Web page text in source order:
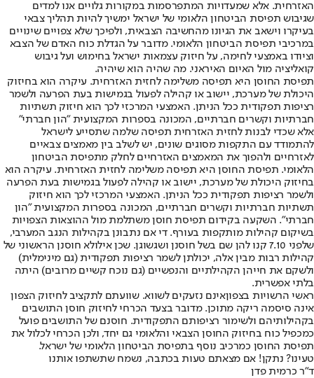
האזרחית. אלא שמעדויות המתפרסמות במקורות גלויים אנו למדים
שגיבוש תפיסת הביטחון הלאומי של ישראל ימשיך להיות תהליך צבאי
בעיקרו וישאב את הגיונו מהחשיבה הצבאית, ולפיכך שלא צפויים שינויים
במרכיבי תפיסת הביטחון הלאומי. מדובר על הגדלת כוח האדם של הצבא
וציודו באמצעי לחימה, על חיזוק עצמאות ישראל בחימוש ועל גיבוש
קואליציה מול האיום האיראני. מה שהיה הוא שיהיה.
תפיסת החוסן היא תפיסה משלימה לחזית האזרחית. עיקרה הוא בחיזוק
היכולת של מערכת, יישוב או קהילה לפעול בגמישות בעת הפרעה ולשמר
רציפות תפקודית ככל הניתן. האמצעי המרכזי לכך הוא חיזוק תשתיות
חברתיות וקשרים חברתיים, המכונה בספרות המקצועית "הון חברתי"
אלא שכדי לבנות לחזית האזרחית תפיסה שלמה שתסייע לישראל
להתמודד עם התקפות מסוגים שונים, יש לשלב בין מאמצים צבאיים
לאזרחיים ולהפוך את המאמצים האזרחיים לחלק מתפיסת הביטחון
הלאומי. תפיסת החוסן היא תפיסה משלימה לחזית האזרחית. עיקרה הוא
בחיזוק היכולת של מערכת, יישוב או קהילה לפעול בגמישות בעת הפרעה
ולשמר רציפות תפקודית ככל הניתן. האמצעי המרכזי לכך הוא חיזוק
תשתיות חברתיות וקשרים חברתיים, המכונה בספרות המקצועית "הון
חברתי". השקעה בקידום תפיסת חוסן משתלמת מול ההוצאות הצפויות
בשיקום קהילות מותקפות בעורף. די אם נתבונן בקהילות הנגב המערבי,
שלפני 7.10 קנו להן שם בשל חוסנן ושגשוגן. שכן אילולא חוסנן הראשוני של
קהילות רבות מבין אלה, יכולתן לשמר רציפות תפקודית (גם מינימלית)
ולשקם את חייהן הקהילתיים והנפשיים (גם נוכח קשיים מרובים) היתה
בלתי אפשרית.
ראשי הרשויות בצפוןאינם נזעקים לשווא. שוועתם לתקציב לחיזוק הצפון
אינה סיסמה ריקה מתוכן. מדובר בצעד הכרחי לחיזוק חוסן התושבים
בקהילותיהם ולשימור רציפותם התפקודית. חוסנם של התושבים פועל
כמכפיל כוח בחיזוק החוסן הצבאי והלאומי גם יחד, ולכן הכרחי לכלול את
תפיסת החוסן כמרכיב נוסף בתפיסת הביטחון הלאומי של ישראל.
טעינו? נתקן! אם מצאתם טעות בכתבה, נשמח שתשתפו אותנו
ד"ר כרמית פדן